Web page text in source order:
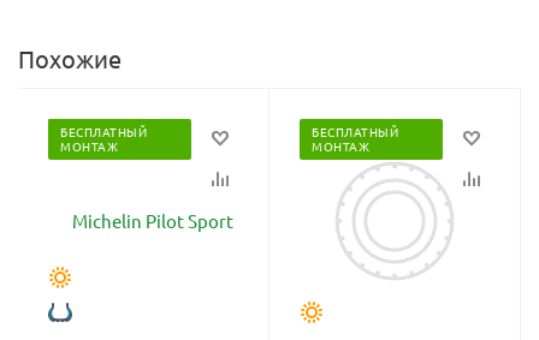
Похожие
БЕСПЛАТНЫЙ
МОНТАЖ
БЕСПЛАТНЫЙ
МОНТАЖ